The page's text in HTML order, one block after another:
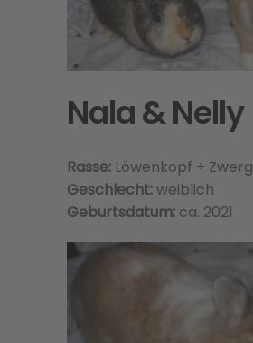
Nala & Nelly
Rasse: Löwenkopf + Zwerg
Geschlecht:weiblich
Geburtsdatum: ca. 2021